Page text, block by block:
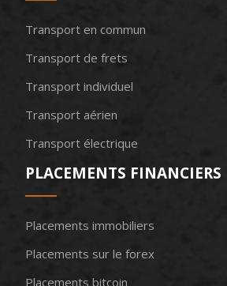
Transport en commun
Transport de frets
Transport individuel
Transport aérien
Transport électrique
PLACEMENTS FINANCIERS
Placements immobiliers
Placements sur le forex
Placements bitcoin